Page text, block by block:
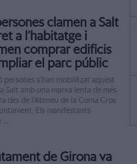
clamen a Salt
a l’habitatge i
comprar edificis
el parc públic
persones s’han mobilitzat aquest
Salt amb una marxa lenta de més
des de l’Ateneu de la Coma Cros
Els manifestants
de Girona va